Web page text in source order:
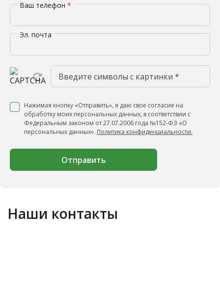
Ваш телефон *
Эл. почта
Нажимая кнопку «Отправить», я даю свое согласие на
обработку моих персональных данных, в соответствии с
Федеральным законом от 27.07.2006 года №152-ФЗ «О
персональных данных». Политика конфиденциальности.
Отправить
Наши контакты